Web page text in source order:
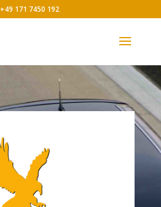
+49 171 7450 192